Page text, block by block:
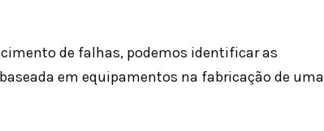
de falhas, podemos identificar as
em equipamentos na fabricação de uma